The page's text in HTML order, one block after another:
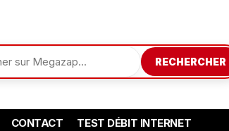
RECHERCHER
CONTACT TEST DÉBIT INTERNET